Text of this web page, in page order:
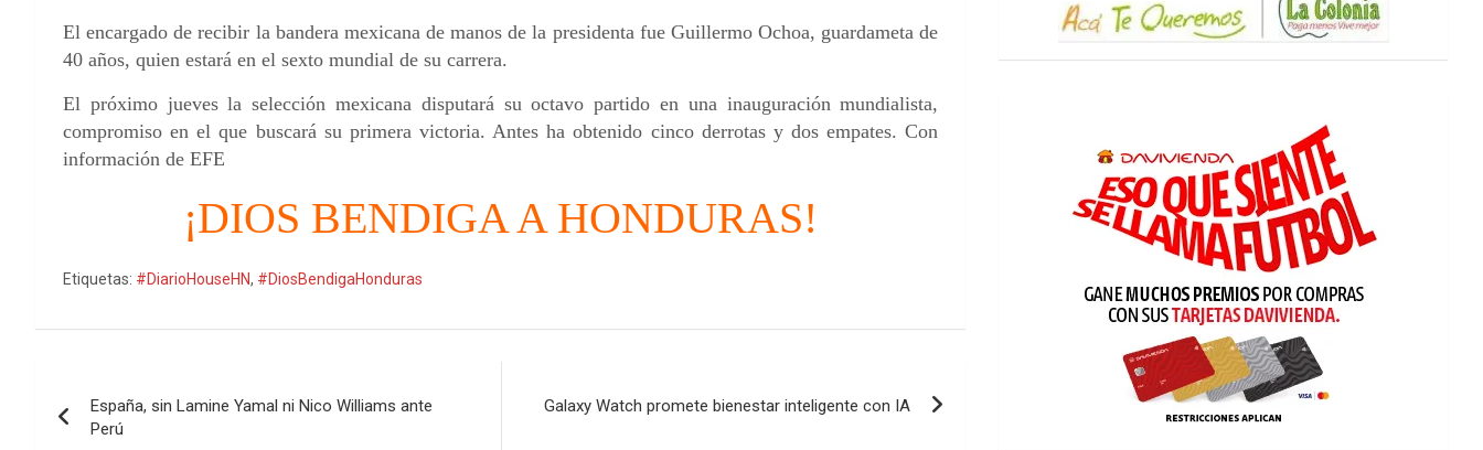
El encargado de recibir la bandera mexicana de manos de la presidenta fue Guillermo Ochoa, guardameta de
40 años, quien estará en el sexto mundial de su carrera.
El próximo jueves la selección mexicana disputará su octavo partido en una inauguración mundialista,
compromiso en el que buscará su primera victoria. Antes ha obtenido cinco derrotas y dos empates. Con
información de EFE
¡DIOS BENDIGA A HONDURAS!
Etiquetas: #DiarioHouseHN, #DiosBendigaHonduras
de
España, sin Lamine Yamal ni Nico Williams ante
Perú
Galaxy Watch promete bienestar inteligente con IA